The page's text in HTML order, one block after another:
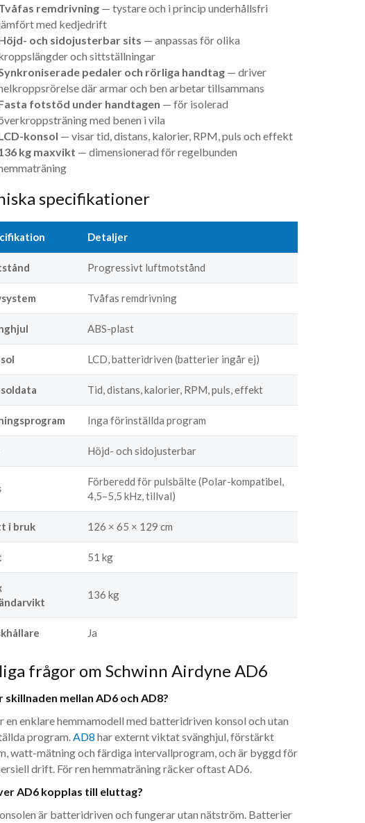
remdrivning— tystare och i princip underhållsfri
med kedjedrift
och sidojusterbar sits — anpassas för olika
och sittställningar
pedaler och rörliga handtag— driver
där armar och ben arbetar tillsammans
fotstöd under handtagen — för isolerad
med benen i vila
konsol — visar tid, distans, kalorier, RPM, puls och effekt
kg maxvikt — dimensionerad för regelbunden
specifikationer
Detaljer
Progressivt luftmotstånd
Tvåfas remdrivning
ABS-plast
LCD, batteridriven (batterier ingår ej)
Tid, distans, kalorier, RPM, puls, effekt
Inga förinställda program
Höjd- och sidojusterbar
Förberedd för pulsbälte (Polar-kompatibel,
4,5–5,5 kHz, tillval)
i bruk 126 × 65 × 129 cm
51 kg
136 kg
Ja
frågor om Schwinn Airdyne AD6
skillnaden mellan AD6 och AD8?
en enklare hemmamodell med batteridriven konsol och utan
program.AD8 har externt viktat svänghjul, förstärkt
watt-mätning och färdiga intervallprogram, och är byggd för
drift. För ren hemmaträning räcker oftast AD6.
AD6 kopplas till eluttag?
är batteridriven och fungerar utan nätström. Batterier